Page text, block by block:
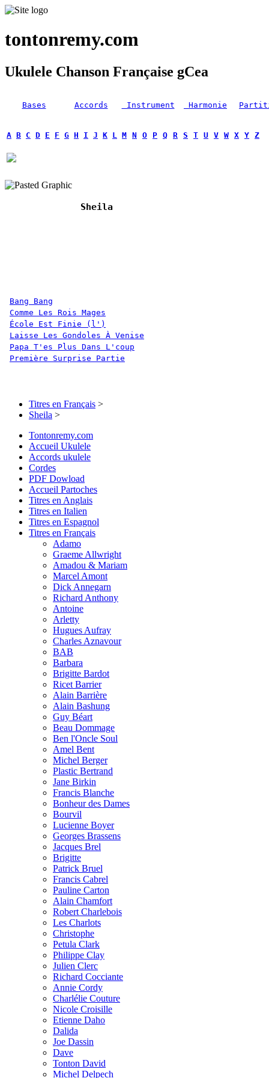
tontonremy.com
Ukulele Chanson Française gCea
Bases Accords Instrument Harmonie
A B C D E F G H I J K L M N O P Q R S T U V W X Y Z
Sheila
Bang Bang
Comme Les Rois Mages
École Est Finie (l')
Laisse Les Gondoles À Venise
Papa T'es Plus Dans L'coup
Première Surprise Partie
Titres en Français >
Sheila >
Tontonremy.com
Accueil Ukulele
Accords ukulele
Cordes
PDF Dowload
Accueil Partoches
Titres en Anglais
Titres en Italien
Titres en Espagnol
Titres en Français
Adamo
Graeme Allwright
Amadou & Mariam
Marcel Amont
Dick Annegarn
Richard Anthony
Antoine
Arletty
Hugues Aufray
Charles Aznavour
BAB
Barbara
Brigitte Bardot
Ricet Barrier
Alain Barrière
Alain Bashung
Guy Béart
Beau Dommage
Ben l'Oncle Soul
Amel Bent
Michel Berger
Plastic Bertrand
Jane Birkin
Francis Blanche
Bonheur des Dames
Bourvil
Lucienne Boyer
Georges Brassens
Jacques Brel
Brigitte
Patrick Bruel
Francis Cabrel
Pauline Carton
Alain Chamfort
Robert Charlebois
Les Charlots
Christophe
Petula Clark
Philippe Clay
Julien Clerc
Richard Cocciante
Annie Cordy
Charlélie Couture
Nicole Croisille
Etienne Daho
Dalida
Joe Dassin
Dave
Tonton David
Michel Delpech